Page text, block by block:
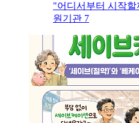
"어디서부터 시작할
원기관 7